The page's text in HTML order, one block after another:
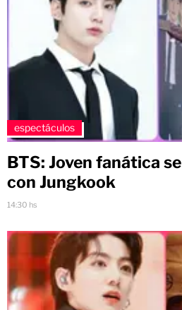
espectáculos
BTS: Joven fanática
con Jungkook
14:30 hs